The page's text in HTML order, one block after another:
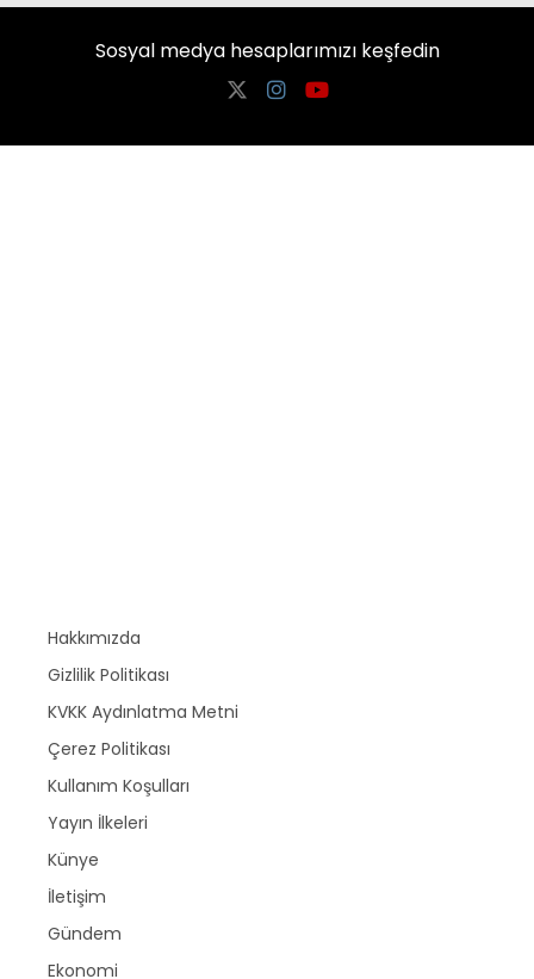
Sosyal medya hesaplarımızı keşfedin
Hakkımızda
Gizlilik Politikası
KVKK Aydınlatma Metni
Çerez Politikası
Kullanım Koşulları
Yayın İlkeleri
Künye
İletişim
Gündem
Ekonomi